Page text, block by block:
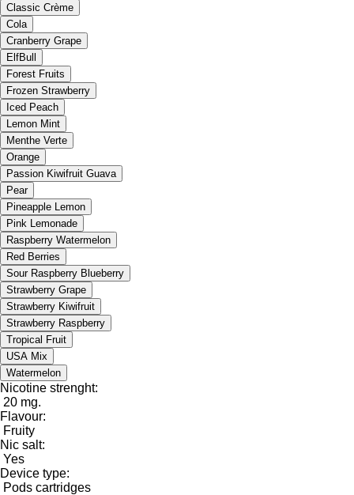
Classic Crème
Cola
Cranberry Grape
ElfBull
Forest Fruits
Frozen Strawberry
Iced Peach
Lemon Mint
Menthe Verte
Orange
Passion Kiwifruit Guava
Pear
Pineapple Lemon
Pink Lemonade
Raspberry Watermelon
Red Berries
Sour Raspberry Blueberry
Strawberry Grape
Strawberry Kiwifruit
Strawberry Raspberry
Tropical Fruit
USA Mix
Watermelon
Nicotine strenght:
20 mg.
Flavour:
Fruity
Nic salt:
Yes
Device type:
Pods cartridges